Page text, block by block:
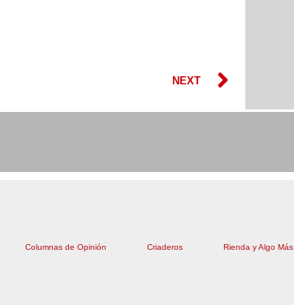
NEXT Next
Columnas de Opinión Criaderos Rienda y Algo Más